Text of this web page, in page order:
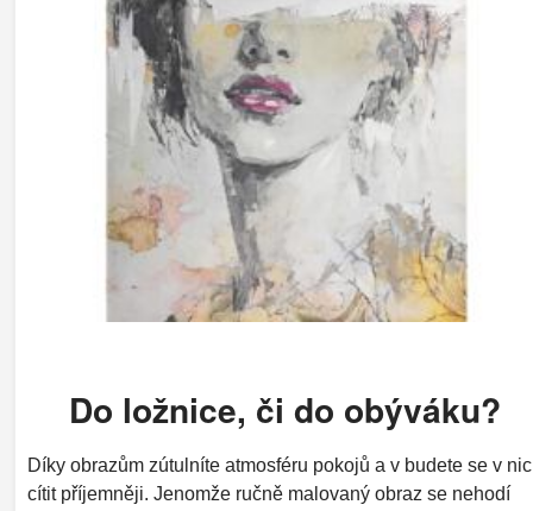
Do ložnice, či do obýváku?
Díky obrazům zútulníte atmosféru pokojů a v budete se v
cítit příjemněji. Jenomže ručně malovaný obraz se nehodí